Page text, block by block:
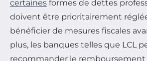
certaines formes de dettes
doivent être prioritairement
bénéficier de mesures fiscales
plus, les banques telles que LCL
recommander le